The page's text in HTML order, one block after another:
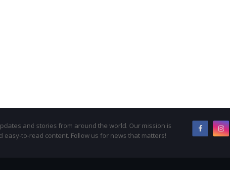
and stories from around the world. Our mission is
to-read content. Follow us for news that matters!